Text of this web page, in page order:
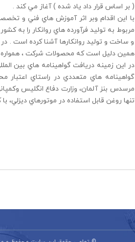
( بر اساس قرار داد ياد شده ) آغاز مي كند .
با اين اقدام وبر اثر آموزش هاي فني و
مربوط به توليد فرآورده هاي روانكار را به
و ساخت و توليد روانكارها آشنا كرده است . در
همين دليل است كه محصولات شركت ، همواره
در اين زمينه دريافت گواهينامه هاي بين
گواهينامه هاي متعددي در راستاي
تنها روغن قابل استفاده در موتورهاي ديزلي، با كاركرد 4 هزار